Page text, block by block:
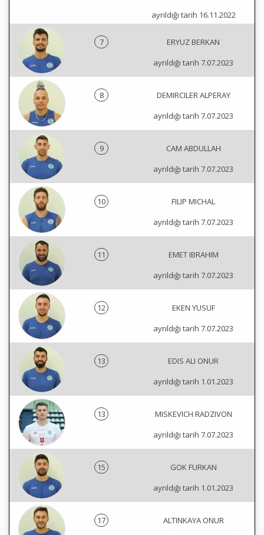
ayrıldığı tarih 16.11.2022
7
ERYUZ BERKAN
ayrıldığı tarih 7.07.2023
8
DEMIRCILER ALPERAY
ayrıldığı tarih 7.07.2023
9
CAM ABDULLAH
ayrıldığı tarih 7.07.2023
10
FILIP MICHAL
ayrıldığı tarih 7.07.2023
11
EMET IBRAHIM
ayrıldığı tarih 7.07.2023
12
EKEN YUSUF
ayrıldığı tarih 7.07.2023
13
EDIS ALI ONUR
ayrıldığı tarih 1.01.2023
13
MISKEVICH RADZIVON
ayrıldığı tarih 7.07.2023
15
GOK FURKAN
ayrıldığı tarih 1.01.2023
17
ALTINKAYA ONUR